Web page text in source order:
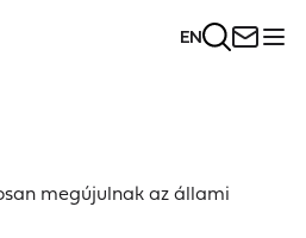
EN
megújulnak az állami